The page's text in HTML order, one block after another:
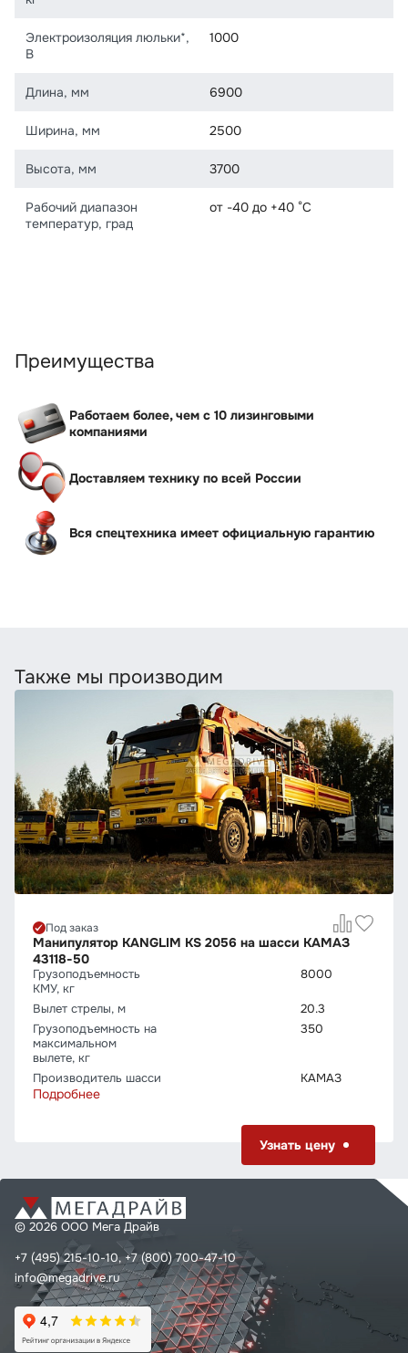
Электроизоляция люльки*,
В
1000
Длина, мм 6900
Ширина, мм 2500
Высота, мм 3700
Рабочий диапазон
температур, град
от -40 до +40 °С
Преимущества
Работаем более, чем с 10 лизинговыми
компаниями
Доставляем технику по всей России
Вся спецтехника имеет официальную гарантию
Также мы производим
Под заказ
Манипулятор KANGLIM KS 2056 на шасси КАМАЗ
43118-50
Грузо­подъемность
КМУ, кг
8000
Вылет стрелы, м
20.3
Грузо­подъемность на
максимальном
вылете, кг
350
Производитель шасси КАМАЗ
Подробнее
Узнать цену
© 2026 ООО Мега Драйв
+7 (495) 215-10-10, +7 (800) 700-47-10
info@megadrive.ru